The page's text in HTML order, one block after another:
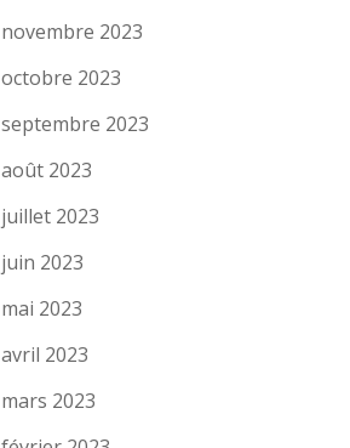
novembre 2023
octobre 2023
septembre 2023
août 2023
juillet 2023
juin 2023
mai 2023
avril 2023
mars 2023